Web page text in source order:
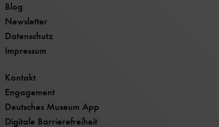
Blog
Newsletter
Datenschutz
Impressum
Kontakt
Engagement
Deutsches Museum App
Digitale Barrierefreiheit